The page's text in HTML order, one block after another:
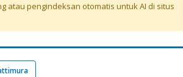
atau pengindeksan otomatis untuk AI di situs